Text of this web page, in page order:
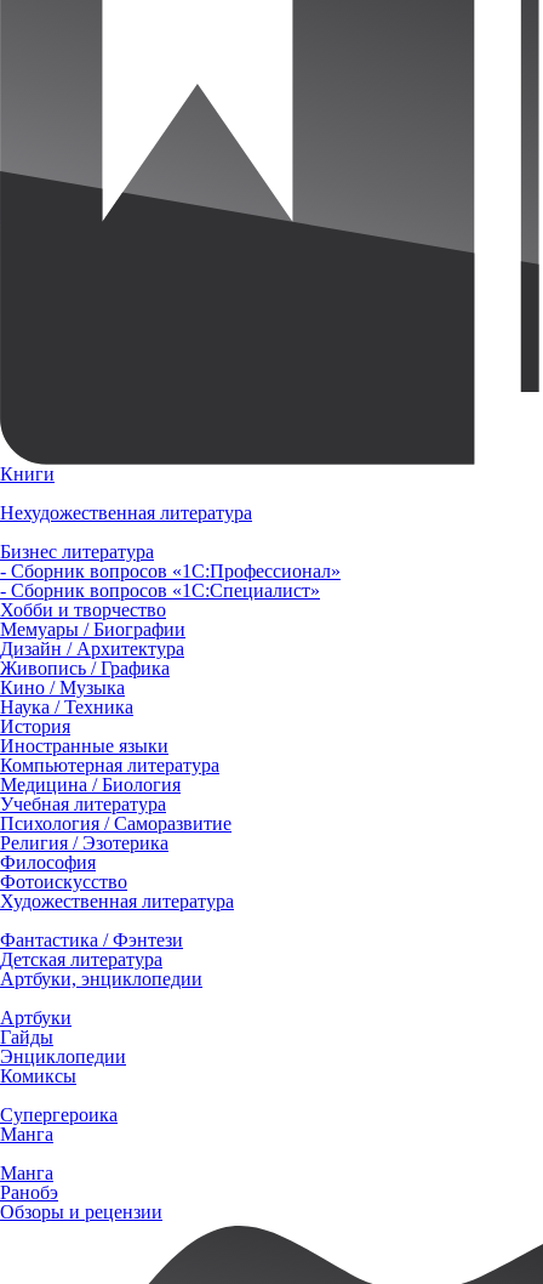
Книги
Нехудожественная литература
Бизнес литература
- Сборник вопросов «1С:Профессионал»
- Сборник вопросов «1С:Специалист»
Хобби и творчество
Мемуары / Биографии
Дизайн / Архитектура
Живопись / Графика
Кино / Музыка
Наука / Техника
История
Иностранные языки
Компьютерная литература
Медицина / Биология
Учебная литература
Психология / Саморазвитие
Религия / Эзотерика
Философия
Фотоискусство
Художественная литература
Фантастика / Фэнтези
Детская литература
Артбуки, энциклопедии
Артбуки
Гайды
Энциклопедии
Комиксы
Супергероика
Манга
Манга
Ранобэ
Обзоры и рецензии